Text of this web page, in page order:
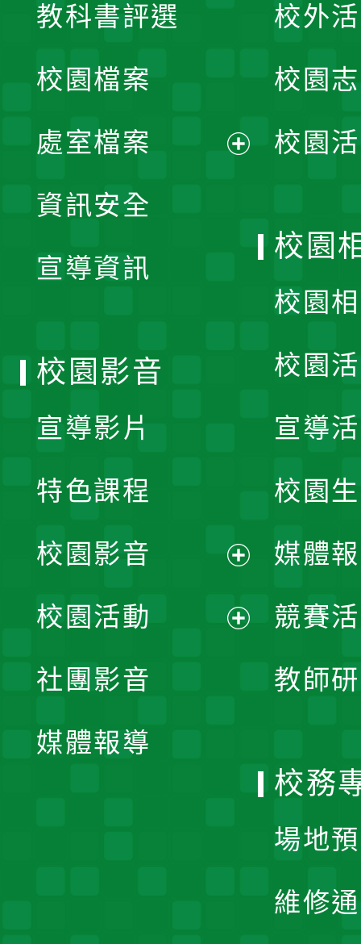
單
教科書評選
校園檔案
處室檔案
資訊安全
宣導資訊
校外
校園
校園
校園
校園
校園
宣導
校園
媒體
競賽
教師
校園影音
宣導影片
特色課程
校園影音
開
校園活動
社團影音
媒體報導
校務
場地
維修